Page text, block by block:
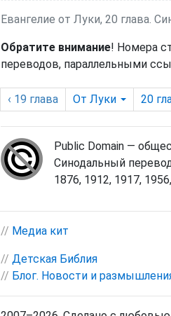
Евангелие от Луки, 20 глава.
Обратите внимание! Номера
переводов, параллельными
‹ 19 глава От Луки 20
Public Domain —
Синодальный
1876, 1912, 1917,
// Медиа кит
// Детская Библия
// Блог. Новости и